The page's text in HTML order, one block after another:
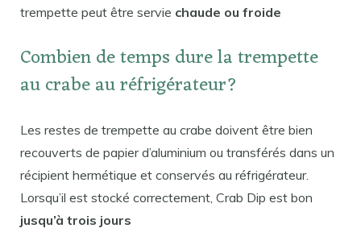
trempette peut être servie chaude ou froide
Combien de temps dure la trempette
au crabe au réfrigérateur?
Les restes de trempette au crabe doivent être bien
recouverts de papier d’aluminium ou transférés dans un
récipient hermétique et conservés au réfrigérateur.
Lorsqu’il est stocké correctement, Crab Dip est bon
jusqu’à trois jours